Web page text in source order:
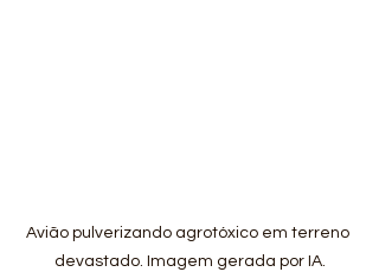
Avião pulverizando agrotóxico em terreno
devastado. Imagem gerada por IA.